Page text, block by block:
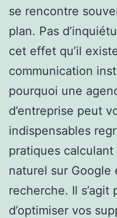
se rencontre
plan. Pas
cet effet qu’il
communication
pourquoi une
d’entreprise peut
indispensables
pratiques
naturel sur Google
recherche. Il s’agit
d’optimiser vos